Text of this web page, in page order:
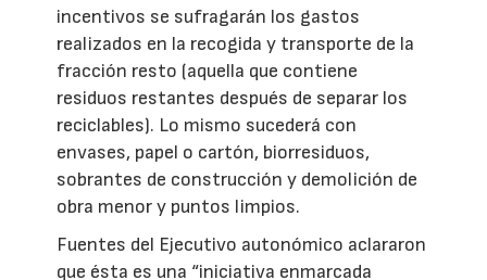
incentivos se sufragarán los gastos
realizados en la recogida y transporte de la
fracción resto (aquella que contiene
residuos restantes después de separar los
reciclables). Lo mismo sucederá con
envases, papel o cartón, biorresiduos,
sobrantes de construcción y demolición de
obra menor y puntos limpios.
Fuentes del Ejecutivo autonómico aclararon
que ésta es una “iniciativa enmarcada